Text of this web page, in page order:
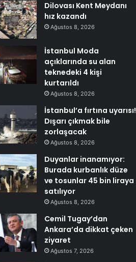
Dilovası Kent Meydanı
hız kazandı
Ağustos 8, 2026
İstanbul Moda
açıklarında su alan
teknedeki 4 kişi
kurtarıldı
Ağustos 8, 2026
İstanbul’a fırtına uyarısı!
Dışarı çıkmak bile
zorlaşacak
Ağustos 8, 2026
Duyanlar inanamıyor:
Burada kurbanlık düze
ve tosunlar 45 bin liraya
satılıyor
Ağustos 8, 2026
Cemil Tugay’dan
Ankara’da dikkat çeken
ziyaret
Ağustos 7, 2026